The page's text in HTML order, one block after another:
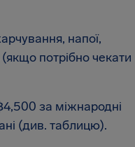
напої,
потрібно чекати
за міжнародні
(див. таблицю).